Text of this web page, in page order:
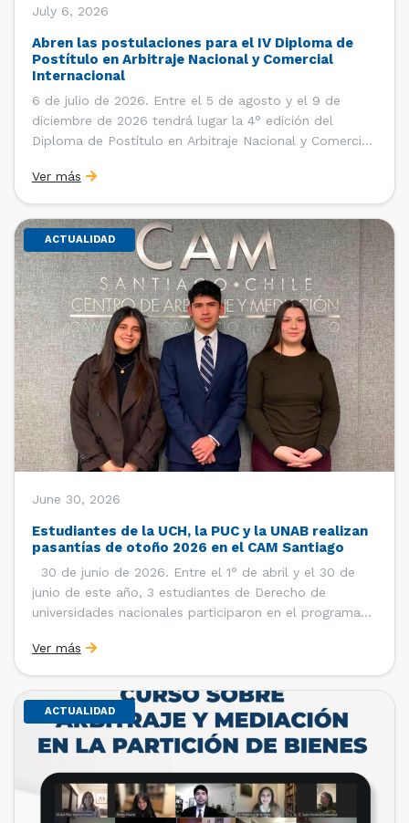
July 6, 2026
Abren las postulaciones para el IV Diploma de
Postítulo en Arbitraje Nacional y Comercial
Internacional
6 de julio de 2026. Entre el 5 de agosto y el 9 de
diciembre de 2026 tendrá lugar la 4° edición del
Diploma de Postítulo en Arbitraje Nacional y Comercial
Derecho Internacional de la Facultad de Derecho de la
Universidad de Chile y […]
Ver más
ACTUALIDAD
June 30, 2026
Estudiantes de la UCH, la PUC y la UNAB realizan
pasantías de otoño 2026 en el CAM Santiago
30 de junio de 2026. Entre el 1° de abril y el 30 de
junio de este año, 3 estudiantes de Derecho de
universidades nacionales participaron en el programa
de la Cámara de Comercio de Santiago (CCS). Así, se
realizaron […]
Ver más
ACTUALIDAD